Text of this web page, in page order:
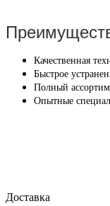
Качественная
Быстрое
Полный
Опытные
Доставка